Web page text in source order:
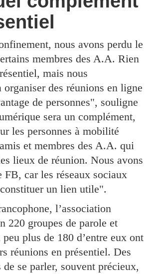
nous avons perdu le
membres des A.A. Rien
mais nous
organiser des réunions en ligne
de personnes", souligne
sera un complément,
les personnes à mobilité
et membres des A.A. qui
lieux de réunion. Nous avons
FB, car les réseaux sociaux
un lien utile".
l’association
220 groupes de parole et
plus de 180 d’entre eux ont
réunions en présentiel. Des
se parler, souvent précieux,